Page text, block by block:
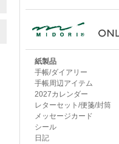
紙製品
手帳/ダイアリー
手帳周辺アイテム
2027カレンダー
レターセット/便箋/封筒
メッセージカード
シール
日記